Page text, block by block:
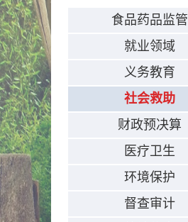
食品药品监管
就业领域
义务教育
社会救助
财政预决算
医疗卫生
环境保护
督查审计